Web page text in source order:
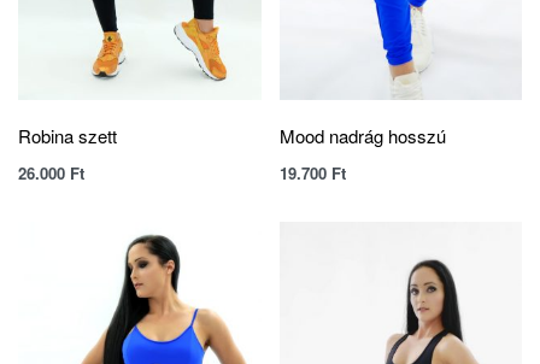
Robina szett
26.000 Ft
Mood nadrág hosszú
19.700 Ft